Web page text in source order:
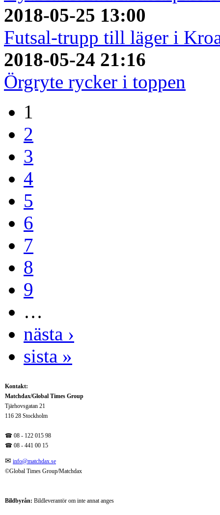
2018-05-25 13:00
Futsal-trupp till läger i
2018-05-24 21:16
Örgryte rycker i toppen
1
2
3
4
5
6
7
8
9
…
nästa ›
sista »
Kontakt:
Matchdax/Global Times Group
Tjärhovsgatan 21
116 28 Stockholm
☎ 08 - 122 015 98
☎ 08 - 441 00 15
✉ info@matchdax.se
©Global Times Group/Matchdax
Bildbyrån: Bildleverantör om inte annat anges